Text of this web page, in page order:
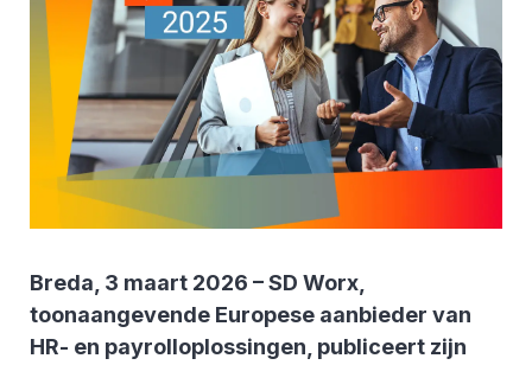
Breda, 3 maart 2026 – SD Worx,
toonaangevende Europese aanbieder van
HR- en payrolloplossingen, publiceert zijn